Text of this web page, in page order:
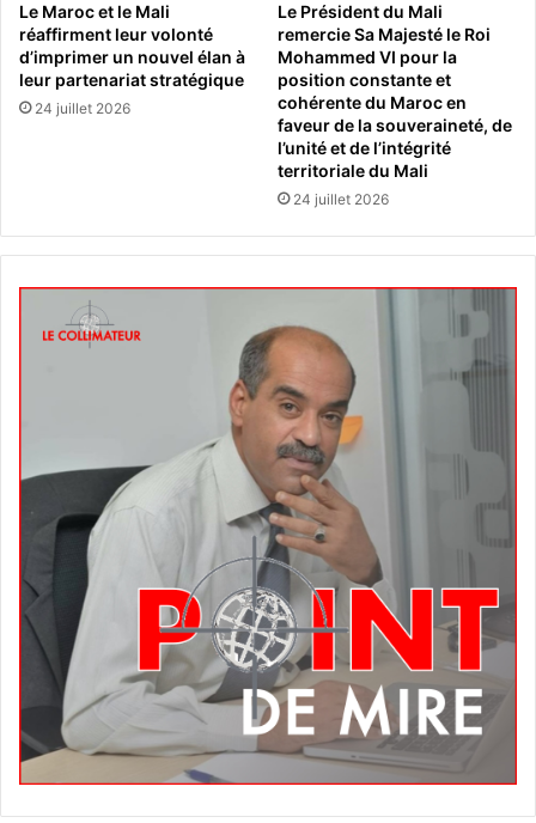
Le Maroc et le Mali
réaffirment leur volonté
d’imprimer un nouvel élan à
leur partenariat stratégique
24 juillet 2026
Le Président du Mali
remercie Sa Majesté le Roi
Mohammed VI pour la
position constante et
cohérente du Maroc en
faveur de la souveraineté, de
l’unité et de l’intégrité
territoriale du Mali
24 juillet 2026